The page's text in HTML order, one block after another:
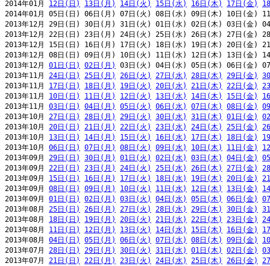
2014年01月 12日(日) 13日(月) 14日(火) 15日(水) 16日(木) 17日(金)
2014年01月 05日(日) 06日(月) 07日(火) 08日(水) 09日(木) 10日(金)
2013年12月 29日(日) 30日(月) 31日(火) 01日(水) 02日(木) 03日(金)
2013年12月 22日(日) 23日(月) 24日(火) 25日(水) 26日(木) 27日(金)
2013年12月 15日(日) 16日(月) 17日(火) 18日(水) 19日(木) 20日(金)
2013年12月 08日(日) 09日(月) 10日(火) 11日(水) 12日(木) 13日(金)
2013年12月 01日(日) 02日(月)
03日(火) 04日(水) 05日(木) 06日(金)
2013年11月 24日(日) 25日(月) 26日(火) 27日(水) 28日(木) 29日(金)
2013年11月 17日(日) 18日(月) 19日(火) 20日(水) 21日(木) 22日(金)
2013年11月 10日(日) 11日(月) 12日(火) 13日(水) 14日(木) 15日(金)
2013年11月 03日(日) 04日(月) 05日(火) 06日(水) 07日(木) 08日(金)
2013年10月 27日(日) 28日(月) 29日(火) 30日(水) 31日(木) 01日(金)
2013年10月 20日(日) 21日(月) 22日(火) 23日(水) 24日(木) 25日(金)
2013年10月 13日(日) 14日(月) 15日(火) 16日(水) 17日(木) 18日(金)
2013年10月 06日(日) 07日(月) 08日(火) 09日(水) 10日(木) 11日(金)
2013年09月 29日(日) 30日(月) 01日(火) 02日(水) 03日(木) 04日(金)
2013年09月 22日(日) 23日(月) 24日(火) 25日(水) 26日(木) 27日(金)
2013年09月 15日(日) 16日(月) 17日(火) 18日(水) 19日(木) 20日(金)
2013年09月 08日(日) 09日(月) 10日(火) 11日(水) 12日(木) 13日(金)
2013年09月 01日(日) 02日(月) 03日(火) 04日(水) 05日(木) 06日(金)
2013年08月 25日(日) 26日(月) 27日(火) 28日(水) 29日(木) 30日(金)
2013年08月 18日(日) 19日(月) 20日(火) 21日(水) 22日(木) 23日(金)
2013年08月 11日(日) 12日(月) 13日(火) 14日(水) 15日(木) 16日(金)
2013年08月 04日(日) 05日(月) 06日(火) 07日(水) 08日(木) 09日(金)
2013年07月 28日(日) 29日(月) 30日(火) 31日(水) 01日(木) 02日(金)
2013年07月 21日(日) 22日(月) 23日(火) 24日(水) 25日(木) 26日(金)